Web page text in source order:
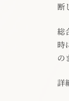
断
総
時
の
詳